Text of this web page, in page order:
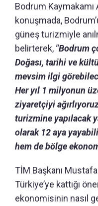
Bodrum Kaymakamı
konuşmada,
güneş turizmiyle
belirterek, "Bodrum
Doğası, tarihi ve
mevsim ilgi
Her yıl 1 milyonun
ziyaretçiyi
turizmine yapılacak
olarak 12 aya
hem de bölge
TİM Başkanı
Türkiye’ye kattığı
ekonomisinin nasıl